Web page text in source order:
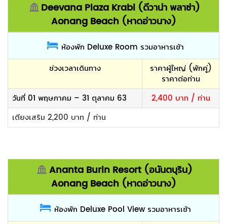
Deevana Plaza Krabi (ดีวาน่า พลาซ่า)
Aonang Beach (หาดอ่าวนาง)
ห้องพัก Deluxe Room รวมอาหารเช้า
ช่วงเวลาเดินทาง
ราคาผู้ใหญ่ (พักคู่)
ราคาต่อท่าน
วันที่ 01 พฤษภาคม – 31 ตุลาคม 63
2,400 บาท / ท่าน
เตียงเสริม 2,200 บาท / ท่าน
Ananta Burin Resort (อนันตบุริน)
Aonang Beach (หาดอ่าวนาง)
ห้องพัก Deluxe Pool View รวมอาหารเช้า